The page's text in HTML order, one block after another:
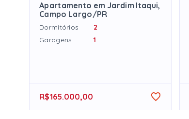
Apartamento em Jardim Itaqui,
Campo Largo/PR
Dormitórios
2
Garagens
1
R$165.000,00